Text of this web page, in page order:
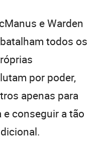
e Warden
todos os
por poder,
apenas para
conseguir a tão